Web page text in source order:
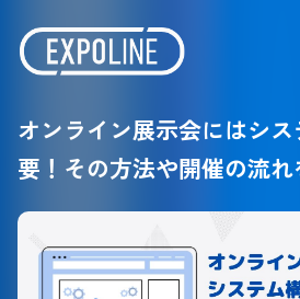
オンライン展示会にはシ
要！その方法や開催の流